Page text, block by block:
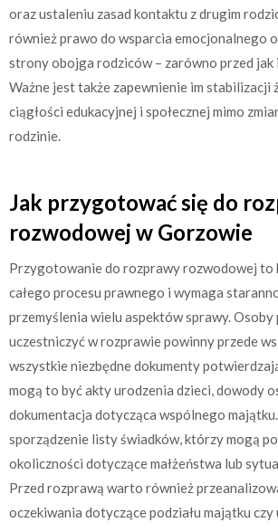
oraz ustaleniu zasad kontaktu z drugim
również prawo do wsparcia emocjonalnego
strony obojga rodziców – zarówno przed jak
Ważne jest także zapewnienie im stabilizacji
ciągłości edukacyjnej i społecznej mimo
rodzinie.
Jak przygotować się do
rozwodowej w Gorzowie
Przygotowanie do rozprawy rozwodowej to
całego procesu prawnego i wymaga
przemyślenia wielu aspektów sprawy. Osoby
uczestniczyć w rozprawie powinny przede
wszystkie niezbędne dokumenty
mogą to być akty urodzenia dzieci, dowody
dokumentacja dotycząca wspólnego
sporządzenie listy świadków, którzy mogą
okoliczności dotyczące małżeństwa lub
Przed rozprawą warto również
oczekiwania dotyczące podziału majątku czy